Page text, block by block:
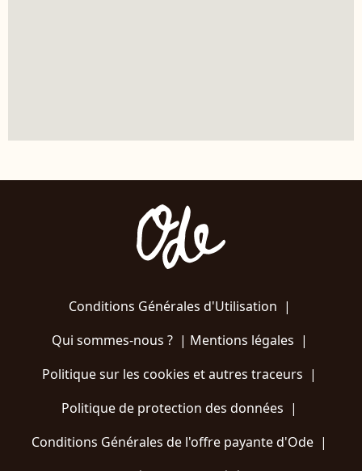
Conditions Générales d'Utilisation |
Qui sommes-nous ?| Mentions légales |
Politique sur les cookies et autres traceurs |
Politique de protection des données |
Conditions Générales de l'offre payante d'Ode |